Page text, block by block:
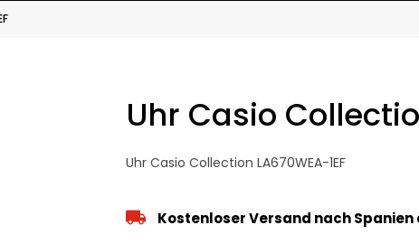
Uhr Casio
Uhr Casio Collection LA670WEA-1EF
Kostenloser Versand nach Spanien